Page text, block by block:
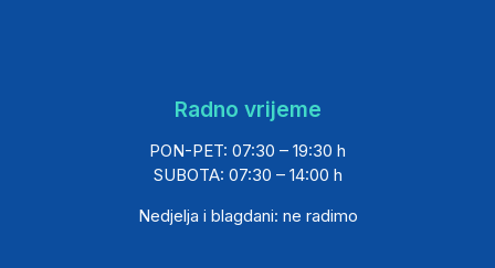
Radno vrijeme
PON-PET: 07:30 – 19:30 h
SUBOTA: 07:30 – 14:00 h
Nedjelja i blagdani: ne radimo